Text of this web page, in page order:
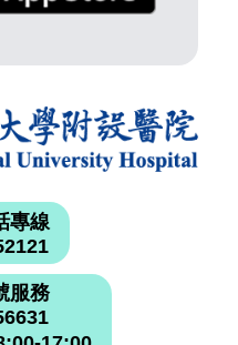
專線
服務